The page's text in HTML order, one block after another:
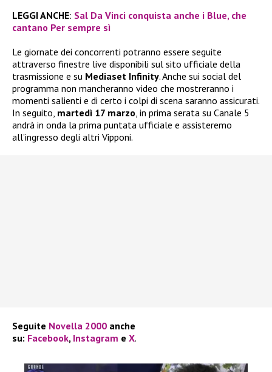
LEGGI ANCHE: Sal Da Vinci conquista anche i Blue, che
cantano Per sempre sì
Le giornate dei concorrenti potranno essere seguite
attraverso finestre live disponibili sul sito ufficiale della
trasmissione e su Mediaset Infinity. Anche sui social del
programma non mancheranno video che mostreranno i
momenti salienti e di certo i colpi di scena saranno assicurati.
In seguito, martedì 17 marzo, in prima serata su Canale 5
andrà in onda la prima puntata ufficiale e assisteremo
all’ingresso degli altri Vipponi.
Seguite Novella 2000 anche
su: Facebook, Instagram e X.